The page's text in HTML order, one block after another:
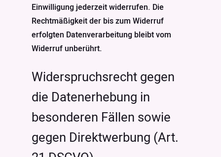
Einwilligung jederzeit widerrufen. Die
Rechtmäßigkeit der bis zum Widerruf
erfolgten Datenverarbeitung bleibt vom
Widerruf unberührt.
Widerspruchsrecht gegen
die Datenerhebung in
besonderen Fällen sowie
gegen Direktwerbung (Art.